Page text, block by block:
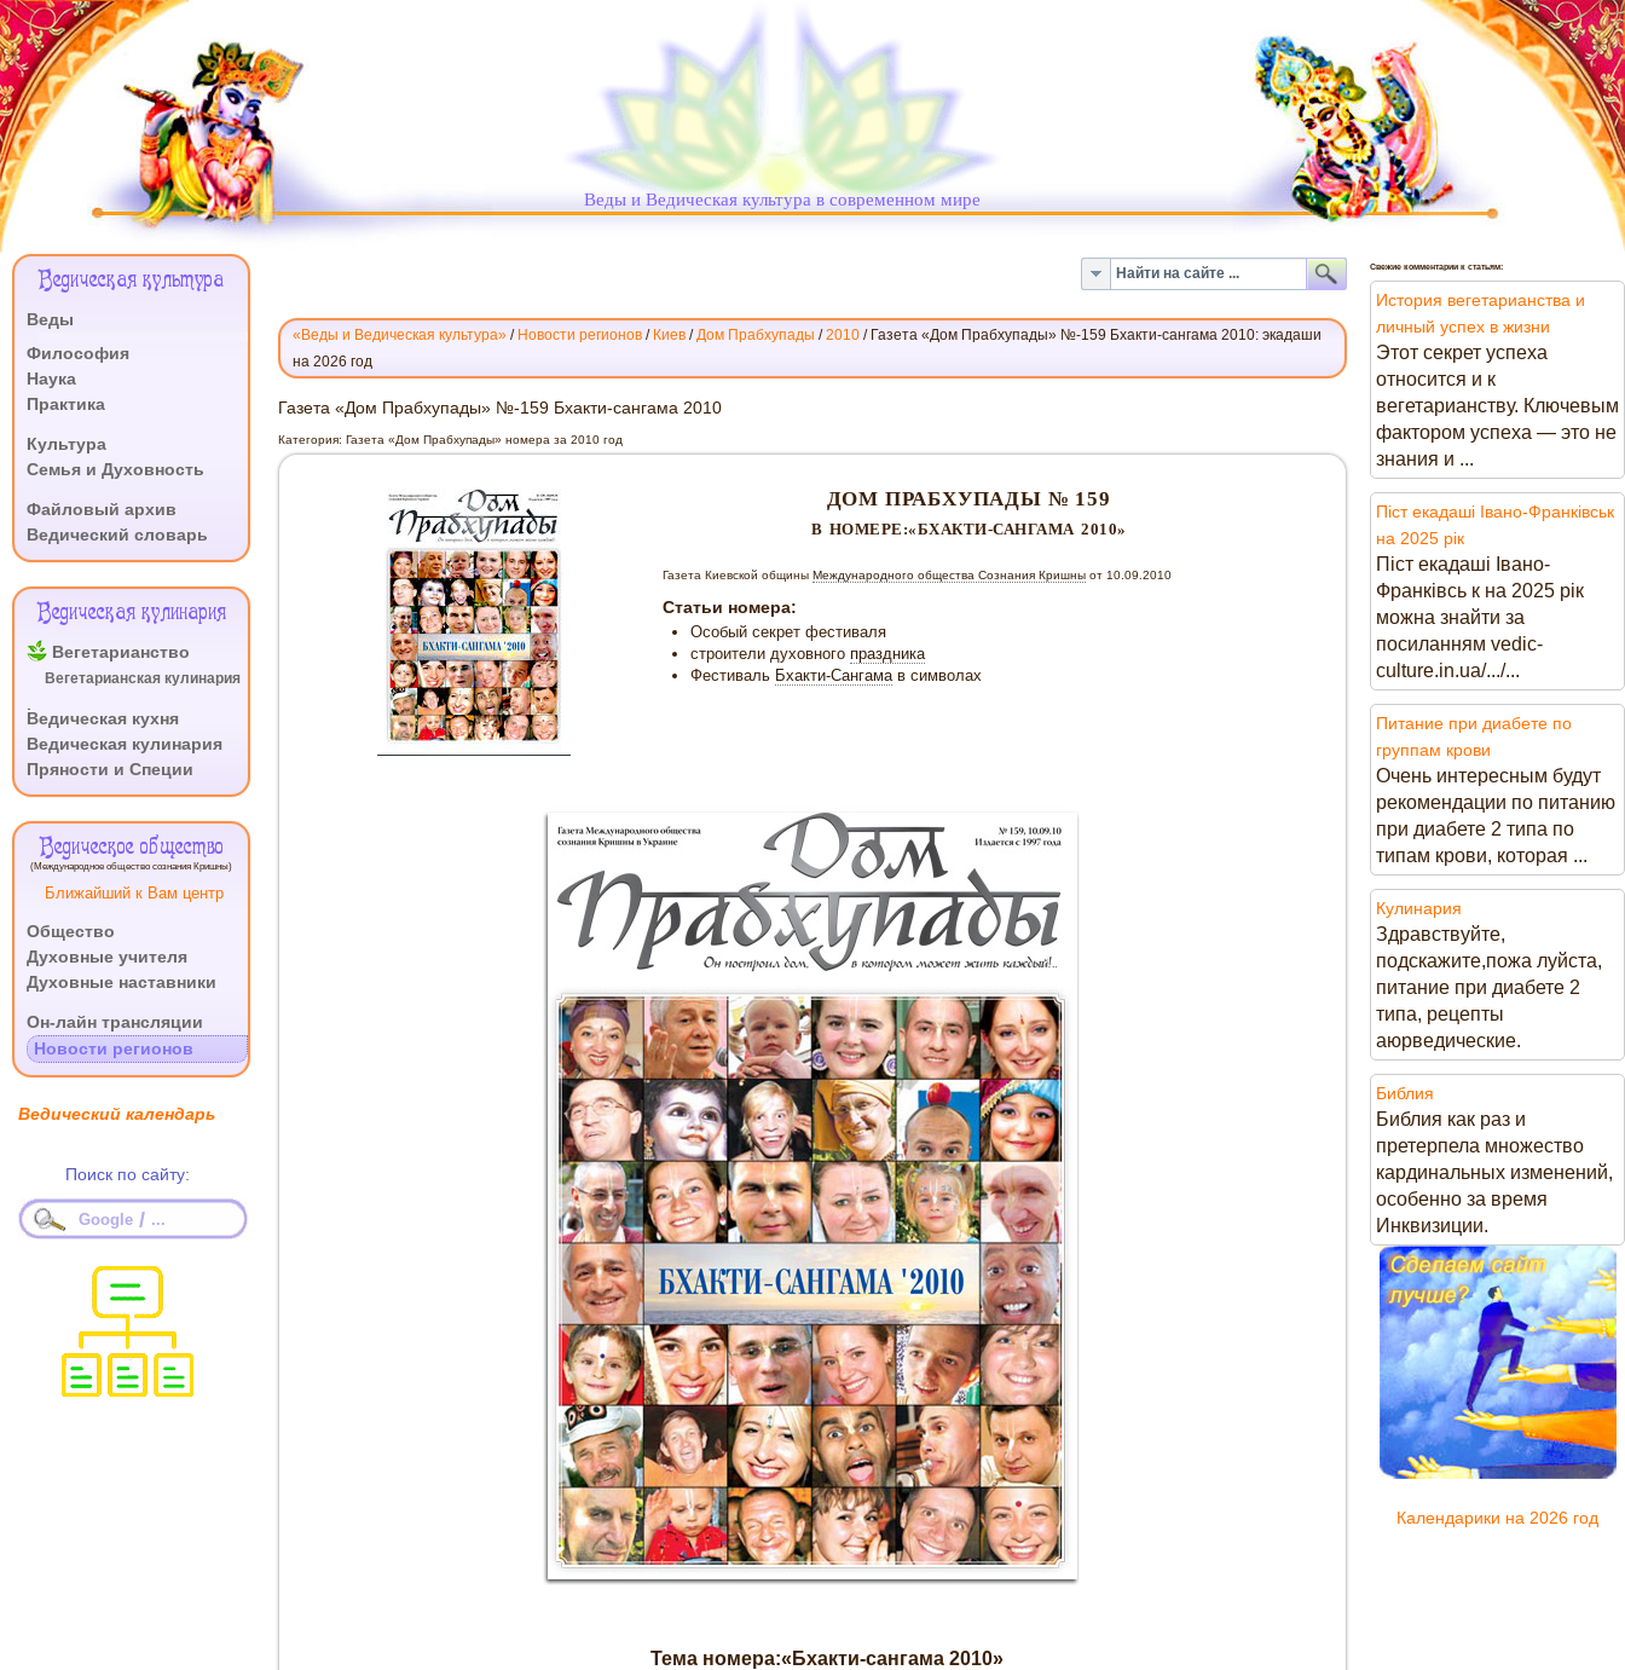
Веды и Ведическая культура в современном мире
«Веды и Ведическая культура» / Новости регионов / Киев /Дом Прабхупады /2010 / Газета «Дом Прабхупады» №-159 Бхакти-сангама 2010: экадаши
на 2026 год
ГАЗЕТА
«ДОМ
ПРАБХУПАДЫ»
Газета «Дом Прабхупады» №-159 Бхакти-сангама 2010
Категория: Газета «Дом Прабхупады» номера за 2010 год
ДОМ ПРАБХУПАДЫ № 159
В НОМЕРЕ:«БХАКТИ-САНГАМА 2010»
Газета Киевской общины Международного общества Сознания Кришныот 10.09.2010
Статьи номера:
Особый секрет фестиваля
строители духовногопраздника
Фестиваль Бхакти-Сангамав символах
Тема номера:«Бхакти-сангама 2010»
Меню
Ведическая культура
Веды
Философия
Наука
Практика
Культура
Семья и Духовность
Файловый архив
Ведический словарь
Ведическая кулинария
Вегетарианство
Вегетарианская кулинария
Ведическая кухня
Ведическая кулинария
Пряности и Специи
Ведическое общество
(Международное общество сознания Кришны)
Ближайший к Вам центр
Общество
Духовные учителя
Духовные наставники
Он-лайн трансляции
Новости регионов
Ведический календарь
Поиск по сайту:
Google / ...
Свежие комментарии к статьям:
История вегетарианства и
личный успех в жизни
Этот секрет успеха
относится и к
вегетарианству. Ключевым
фактором успеха — это не
знания и ...
Піст екадаші Івано-Франківськ
на 2025 рік
Піст екадаші Івано-
Франківсь к на 2025 рік
можна знайти за
посиланням vedic-
culture.in.ua/.../...
Питание при диабете по
группам крови
Очень интересным будут
рекомендации по питанию
при диабете 2 типа по
типам крови, которая ...
Кулинария
Здравствуйте,
подскажите,пожа луйста,
питание при диабете 2
типа, рецепты
аюрведические.
Библия
Библия как раз и
претерпела множество
кардинальных изменений,
особенно за время
Инквизиции.
Календарики на 2026 год